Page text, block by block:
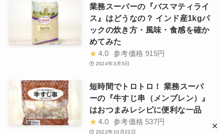
業務スーパーの『バスマティライ
ス』はどうなの？ インド産1kgパ
ックの炊き方・風味・食感を確か
めてみた
★ 4.0 参考価格 915円
2024年3月5日
短時間でトロトロ！ 業務スーパ
ーの『牛すじ串（メンブレン）』
はおつまみレシピに便利な一品
★ 4.0 参考価格 537円
2022年10月22日